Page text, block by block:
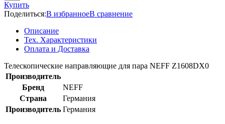
Купить
Поделиться:В избранноеВ сравнение
Описание
Тех. Характеристики
Оплата и Доставка
Телескопические направляющие для пара NEFF Z1608DX0
Производитель
Бренд
NEFF
Страна
Германия
Производитель Германия